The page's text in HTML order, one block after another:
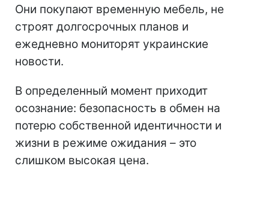
Они покупают временную мебель, не
строят долгосрочных планов и
ежедневно мониторят украинские
новости.
В определенный момент приходит
осознание: безопасность в обмен на
потерю собственной идентичности и
жизни в режиме ожидания – это
слишком высокая цена.